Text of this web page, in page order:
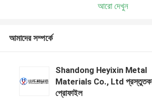
আরো দেখুন
আমাদের সম্পর্কে
Shandong Heyixin Metal
Materials Co., Ltd
প্রোফাইল